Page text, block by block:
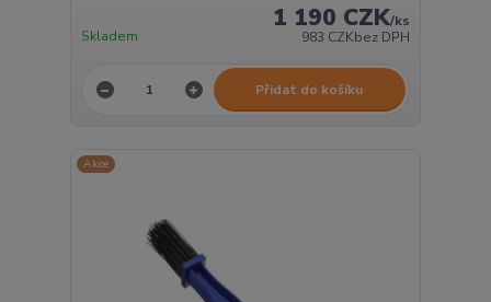
1 190 CZK/ks
983 CZKbez DPH
Skladem
Přidat do košíku
Akce